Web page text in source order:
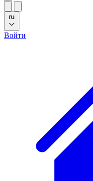
ru
Войти